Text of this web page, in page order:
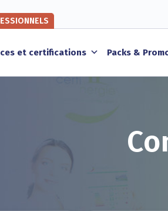
et certifications Packs &